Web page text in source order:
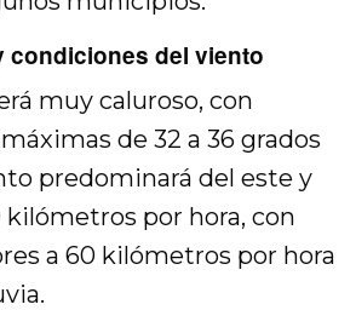
condiciones del viento
muy caluroso, con
de 32 a 36 grados
predominará del este y
kilómetros por hora, con
a 60 kilómetros por hora